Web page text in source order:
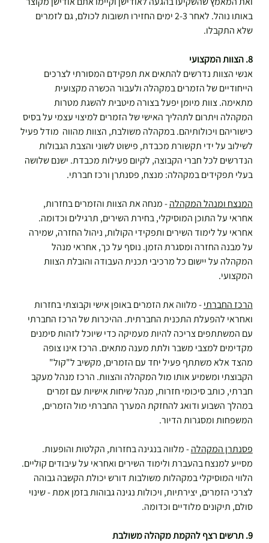
באותו נוהל. לאחר 2-3 ימים החזירו תשובות לכולם, גם לזמרים
שלא התקבלו.
8. הצוות המקצועי
אנשי הצוות נדרשים להתאים את תפקידם המסורתי לצרכים
הייחודיים של הזמרים במקהלה ולעבור הכשרה מקצועית
מתאימה. צוות מיומן יפעל בצורה מיטבית להשגת מטרות
המקהלה ויתרום לתהליך האישי של הזמרים למיצוי עצמי על בסיס
כישוריהם ויכולותיהם. במקהלה משולבת, הצוות מהווה  מודל פעיל
לשילוב על ידי תקשורת מכבדת, פישוט לשוני והצבת הגבולות
הנדרשים לכל חברי הקבוצה, לקיום פעילות מכבדת. ישנם שלושה
בעלי תפקידים במקהלה: מנצח, פסנתרן ורכז חברתי.
המנצח ומנהל המקהלה - מנחה את הצוות והזמרים בחזרות,
אחראי על התוכן המוסיקלי, בחירת השירים, תרגילים וכדומה.
אחראי על לימוד השירים ותפקידי הקולות, ניהול החזרה, שמירה
על מבנה החזרה ומסגרת הזמן. נוסף על כך, אחראי מנהל
המקהלה על יישום כל מרכיבי תכנית העבודה והובלת הצוות
המקצועי.
הרכז החברתי - מלווה את הזמרים באופן אישי וקבוצתי בחזרות
ואחראי להפעלת התכנית החברתית. ההיכרות של הרכז החברתי
עם המשתתפים צריכה להיות מעמיקה כדי שיוכל לזהות סימנים
מקדימים למצבי משבר ולתת מענה מתאים. הרכז אינו צופה
מהצד אלא משתתף פעיל יחד עם הזמרים, מקשיב ל"קול"
הקבוצתי ומשמיע אותו מול המקהלה והצוות. הרכז מנהל מעקב
חברתי, כותב סיכומי חזרות, מנהל שיחות אישיות עם זמרים
במהלך השבוע ודואג להחזקת המערך החברתי מול הזמרים,
המשפחות ומסגרות הדיור.
פסנתרן המקהלה - מלווה בנגינה בחזרות, הקלטות והופעות.
מסייע למנצח בהעברת ולימוד השירים ואחראי על עיבודים קוליים.
הלווי המוסיקלי במקהלות משולבות דורש יכולת הקשבה גבוהה
לצרכי הזמרים, יצירתיות, ויכולות נגינה גבוהות בזמן אמת - שינוי
סולם, תיקונים מלודיים וכדומה.
9. תרשים רצף להקמת מקהלה משולבת